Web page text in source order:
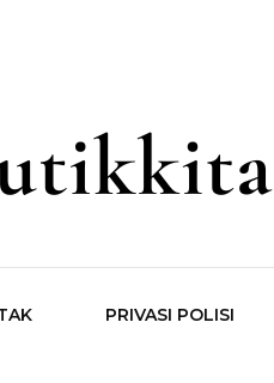
PRIVASI POLISI